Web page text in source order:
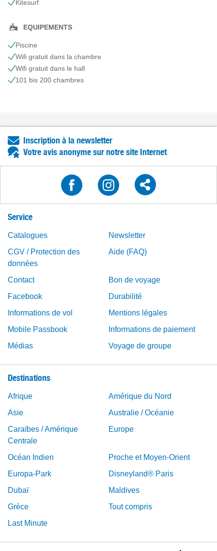
Kitesurf
EQUIPEMENTS
Piscine
Wifi gratuit dans la chambre
Wifi gratuit dans le hall
101 bis 200 chambres
Inscription à la newsletter
Votre avis anonyme sur notre site Internet
Service
Catalogues
Newsletter
CGV / Protection des
données
Aide (FAQ)
Contact
Bon de voyage
Facebook
Durabilité
Informations de vol
Mentions légales
Mobile Passbook
Informations de paiement
Médias
Voyage de groupe
Destinations
Afrique
Amérique du Nord
Asie
Australie / Océanie
Caraïbes / Amérique
Centrale
Europe
Océan Indien
Proche et Moyen-Orient
Europa-Park
Disneyland® Paris
Dubaï
Maldives
Grèce
Tout compris
Last Minute